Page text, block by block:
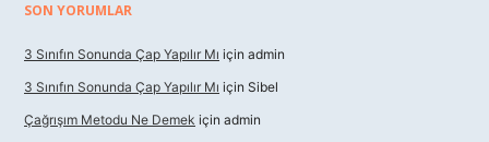
SON YORUMLAR
3 Sınıfın Sonunda Çap Yapılır Mı için admin
3 Sınıfın Sonunda Çap Yapılır Mı için Sibel
Çağrışım Metodu Ne Demek için admin